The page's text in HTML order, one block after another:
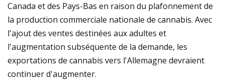
Canada et des Pays-Bas en raison du plafonnement de
la production commerciale nationale de cannabis. Avec
l'ajout des ventes destinées aux adultes et
l'augmentation subséquente de la demande, les
exportations de cannabis vers l'Allemagne devraient
continuer d'augmenter.